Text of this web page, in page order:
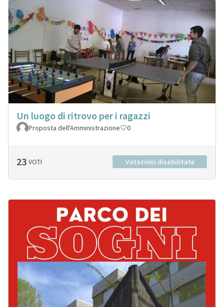
Un luogo di ritrovo per i ragazzi
Proposta dell'Amministrazione 0
23 VOTI Votazioni disabilitate